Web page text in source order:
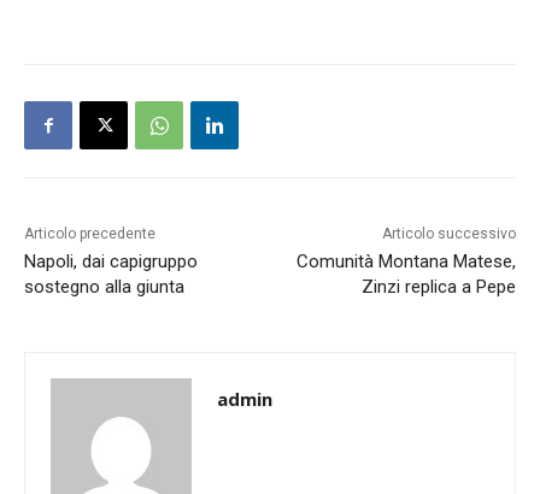
Articolo precedente
Napoli, dai capigruppo
sostegno alla giunta
Articolo successivo
Comunità Montana Matese,
Zinzi replica a Pepe
admin